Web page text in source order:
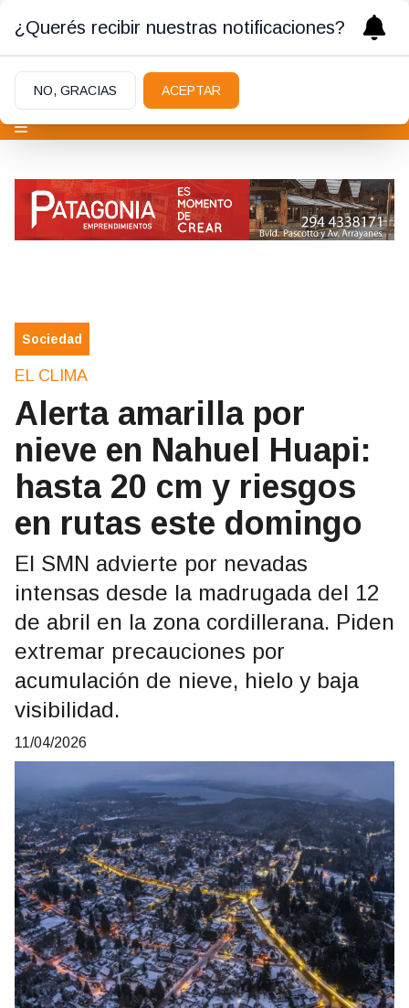
Sociedad
EL CLIMA
Alerta amarilla por
nieve en Nahuel Huapi:
hasta 20 cm y riesgos
en rutas este domingo
El SMN advierte por nevadas
intensas desde la madrugada del 12
de abril en la zona cordillerana. Piden
extremar precauciones por
acumulación de nieve, hielo y baja
visibilidad.
11/04/2026
¿Querés recibir nuestras notificaciones?
NO, GRACIAS ACEPTAR